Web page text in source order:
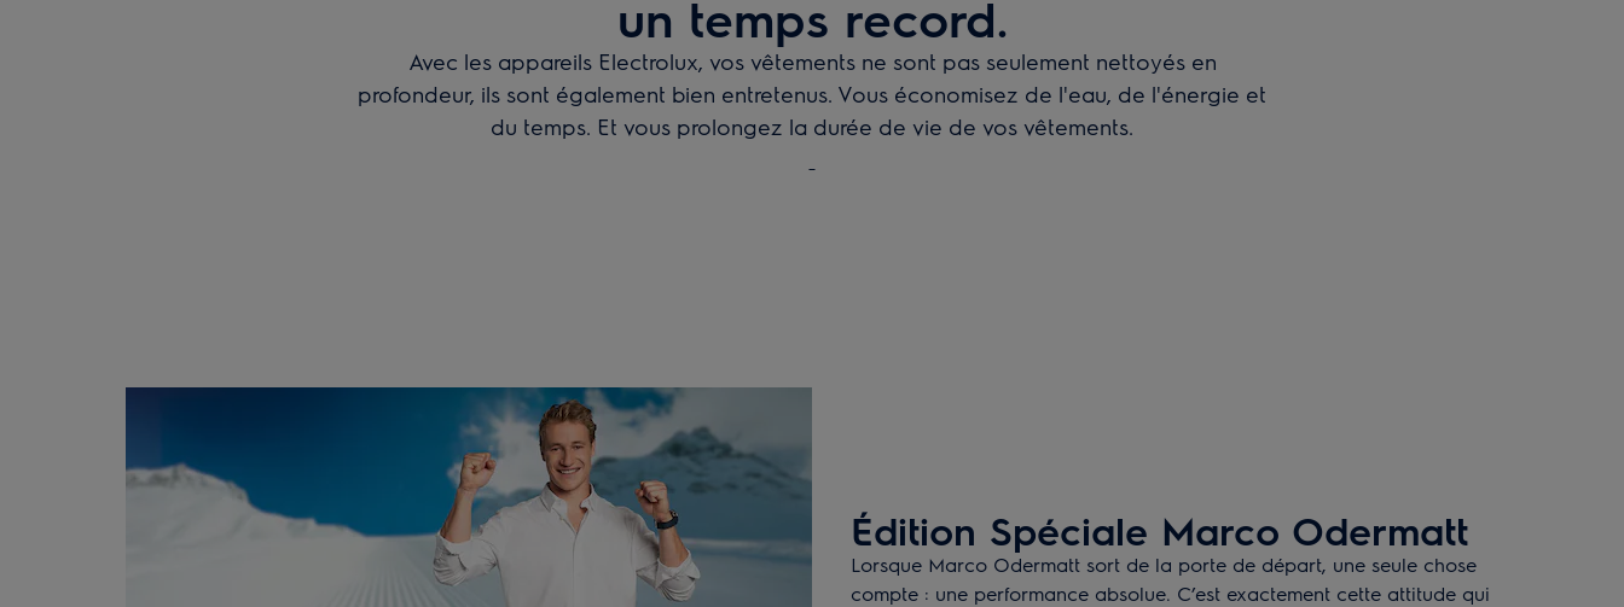
un temps record.
Avec les appareils Electrolux, vos vêtements ne sont pas seulement nettoyés en
profondeur, ils sont également bien entretenus. Vous économisez de l'eau, de l'énergie et
du temps. Et vous prolongez la durée de vie de vos vêtements.
Édition Spéciale Marco Odermatt
Lorsque Marco Odermatt sort de la porte de départ, une seule chose
compte : une performance absolue. C’est exactement cette attitude qui